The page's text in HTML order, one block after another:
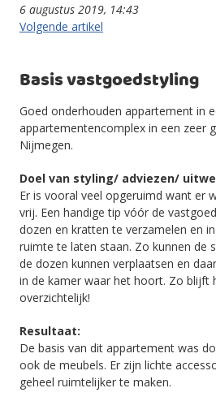
6 augustus 2019, 14:43
Volgende artikel
Basis vastgoedstyling
Goed onderhouden appartement in
appartementencomplex in een zeer
Nijmegen.
Doel van styling/ adviezen/
Er is vooral veel opgeruimd want er
vrij. Een handige tip vóór de
dozen en kratten te verzamelen en
ruimte te laten staan. Zo kunnen de
de dozen kunnen verplaatsen en
in de kamer waar het hoort. Zo blijft
overzichtelijk!
Resultaat:
De basis van dit appartement was
ook de meubels. Er zijn lichte
geheel ruimtelijker te maken.